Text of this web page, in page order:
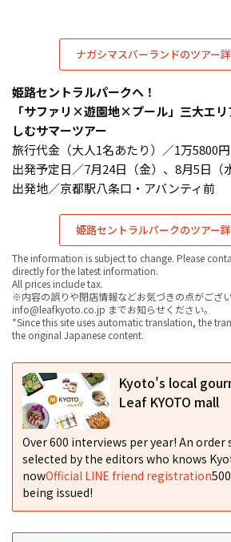
ナガシマスパーランドのツアー
姫路セントラルパークへ！
「サファリ×遊園地×プール」三大エ
しむサマーツアー
旅行代金（大人1名あたり）／1万5800円
出発予定日／7月24日（金）、8月5日（
出発地／京都駅八条口・アバンティ前
姫路セントラルパークのツアー
The information is subject to change. Please
directly for the latest information.
All prices include tax.
※内容の誤りや閉店情報などお気づきの点がござい
info@leafkyoto.co.jp までお知らせください。
*Since this site uses automatic translation, the
the original Japanese content.
Kyoto's local
Leaf KYOTO mall
Over 600 interviews per year! An order
selected by the editors who knows
nowOfficial LINE friend registration
being issued!